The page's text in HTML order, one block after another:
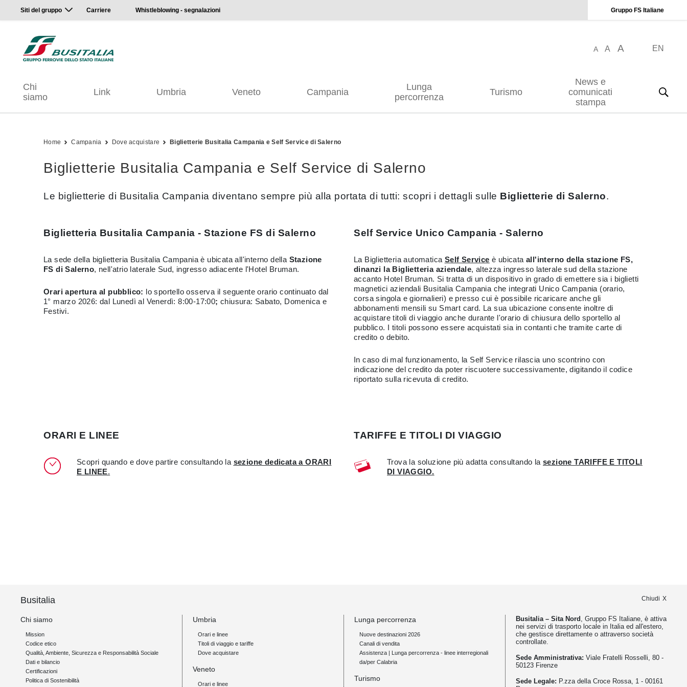
Siti del gruppo Carriere Whistleblowing - segnalazioni Gruppo FS Italiane
A A A EN
Chi
siamo
Link Umbria Veneto Campania
Lunga
percorrenza
Turismo
News e
comunicati
stampa
Home Campania Dove acquistare Biglietterie Busitalia Campania e Self Service di Salerno
Biglietterie Busitalia Campania e Self Service di Salerno
Le biglietterie di Busitalia Campania diventano sempre più alla portata di tutti: scopri i dettagli sulle Biglietterie di Salerno.
Biglietteria Busitalia Campania - Stazione FS di Salerno
La sede della biglietteria Busitalia Campania è ubicata all'interno della Stazione
FS di Salerno, nell'atrio laterale Sud, ingresso adiacente l'Hotel Bruman.
Orari apertura al pubblico: lo sportello osserva il seguente orario continuato dal
1° marzo 2026: dal Lunedì al Venerdì: 8:00-17:00;chiusura: Sabato, Domenica e
Festivi.
Self Service Unico Campania - Salerno
La Biglietteria automatica Self Service è ubicataall'interno della stazione FS,
dinanzi la Biglietteria aziendale, altezza ingresso laterale sud della stazione
accanto Hotel Bruman. Si tratta di un dispositivo in grado di emettere sia i biglietti
magnetici aziendali Busitalia Campania che integrati Unico Campania (orario,
corsa singola e giornalieri) e presso cui è possibile ricaricare anche gli
abbonamenti mensili su Smart card. La sua ubicazione consente inoltre di
acquistare titoli di viaggio anche durante l'orario di chiusura dello sportello al
pubblico. I titoli possono essere acquistati sia in contanti che tramite carte di
credito o debito.
In caso di mal funzionamento, la Self Service rilascia uno scontrino con
indicazione del credito da poter riscuotere successivamente, digitando il codice
riportato sulla ricevuta di credito.
ORARI E LINEE
Scopri quando e dove partire consultando la sezione dedicata a ORARI
E LINEE.
TARIFFE E TITOLI DI VIAGGIO
Trova la soluzione più adatta consultando la sezione TARIFFE E TITOLI
DI VIAGGIO.
Busitalia Chiudi
Chi siamo
Mission
Codice etico
Qualità, Ambiente, Sicurezza e Responsabilità Sociale
Dati e bilancio
Certificazioni
Politica di Sostenibilità
Umbria
Orari e linee
Titoli di viaggio e tariffe
Dove acquistare
Veneto
Orari e linee
Lunga percorrenza
Nuove destinazioni 2026
Canali di vendita
Assistenza | Lunga percorrenza - linee interregionali
da/per Calabria
Turismo
Busitalia – Sita Nord , Gruppo FS Italiane, è attiva
nei servizi di trasporto locale in Italia ed all'estero,
che gestisce direttamente o attraverso società
controllate.
Sede Amministrativa: Viale Fratelli Rosselli, 80 -
50123 Firenze
Sede Legale: P.zza della Croce Rossa, 1 - 00161